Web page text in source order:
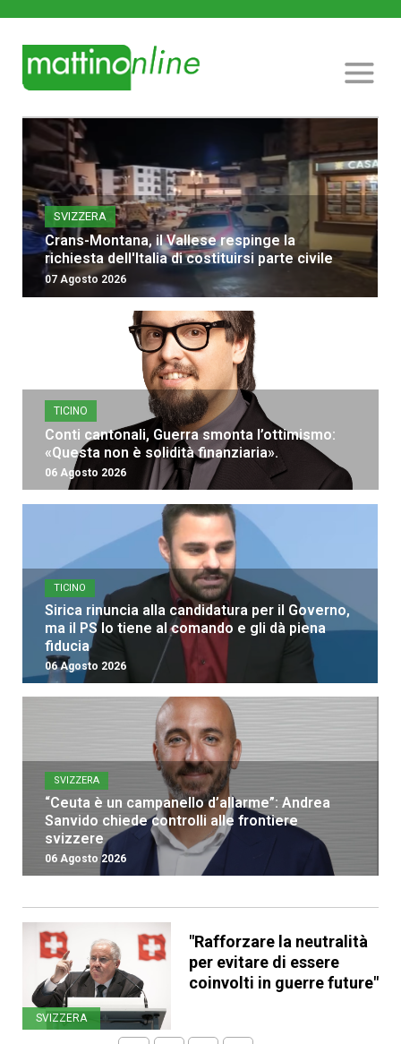
SVIZZERA
Crans-Montana, il Vallese respinge la
richiesta dell'Italia di costituirsi parte civile
07 Agosto 2026
TICINO
Conti cantonali, Guerra smonta l’ottimismo:
«Questa non è solidità finanziaria».
06 Agosto 2026
TICINO
Sirica rinuncia alla candidatura per il Governo,
ma il PS lo tiene al comando e gli dà piena
fiducia
06 Agosto 2026
SVIZZERA
“Ceuta è un campanello d’allarme”: Andrea
Sanvido chiede controlli alle frontiere
svizzere
06 Agosto 2026
SVIZZERA
"Rafforzare la neutralità
per evitare di essere
coinvolti in guerre future"